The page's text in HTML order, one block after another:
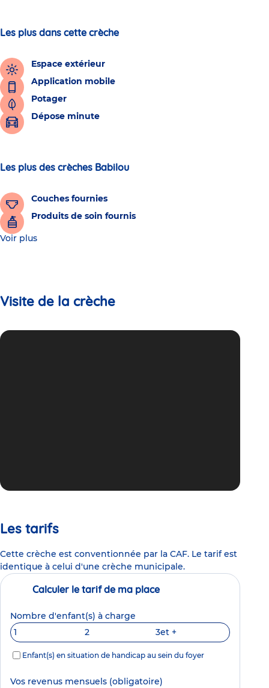
Les plus dans cette crèche
Espace extérieur
Application mobile
Potager
Dépose minute
Les plus des crèches Babilou
Couches fournies
Produits de soin fournis
Voir plus
Visite de la crèche
Les tarifs
Cette crèche est conventionnée par la CAF. Le tarif est
identique à celui d'une crèche municipale.
Calculer le tarif de ma place
Nombre d'enfant(s) à charge
1
2 3et +
Enfant(s) en situation de handicap au sein du foyer
Vos revenus mensuels (obligatoire)